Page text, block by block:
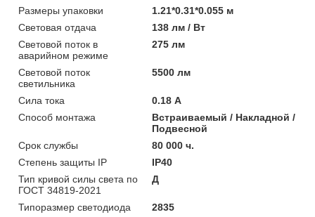
Размеры упаковки
1.21*0.31*0.055 м
Световая отдача
138 лм / Вт
Световой поток в
аварийном режиме
275 лм
Световой поток
светильника
5500 лм
Сила тока
0.18 А
Способ монтажа
Встраиваемый / Накладной /
Подвесной
Срок службы
80 000 ч.
Степень защиты IP
IP40
Тип кривой силы света по
ГОСТ 34819-2021
Д
Типоразмер светодиода
2835